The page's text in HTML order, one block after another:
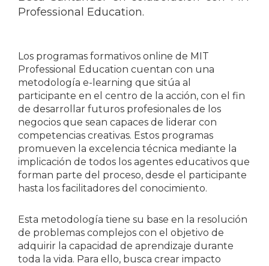
Professional Education.
Los programas formativos online de MIT
Professional Education cuentan con una
metodología e-learning que sitúa al
participante en el centro de la acción, con el fin
de desarrollar futuros profesionales de los
negocios que sean capaces de liderar con
competencias creativas. Estos programas
promueven la excelencia técnica mediante la
implicación de todos los agentes educativos que
forman parte del proceso, desde el participante
hasta los facilitadores del conocimiento.
Esta metodología tiene su base en la resolución
de problemas complejos con el objetivo de
adquirir la capacidad de aprendizaje durante
toda la vida. Para ello, busca crear impacto